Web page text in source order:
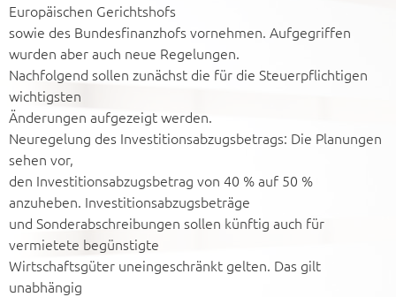
Europäischen Gerichtshofs
sowie des Bundesfinanzhofs vornehmen. Aufgegriffen
wurden aber auch neue Regelungen.
Nachfolgend sollen zunächst die für die Steuerpflichtigen
wichtigsten
Änderungen aufgezeigt werden.
Neuregelung des Investitionsabzugsbetrags: Die Planungen
sehen vor,
den Investitionsabzugsbetrag von 40 % auf 50 %
anzuheben. Investitionsabzugsbeträge
und Sonderabschreibungen sollen künftig auch für
vermietete begünstigte
Wirtschaftsgüter uneingeschränkt gelten. Das gilt
unabhängig